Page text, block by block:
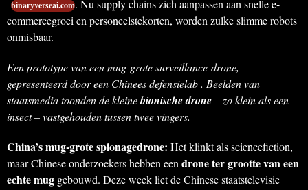
binaryverseai.com. Nu supply chains zich aanpassen aan snelle e-
commercegroei en personeelstekorten, worden zulke slimme robots
onmisbaar.
Een prototype van een mug-grote surveillance-drone,
gepresenteerd door een Chinees defensielab . Beelden van
staatsmedia toonden de kleinebionische drone– zo klein als een
insect – vastgehouden tussen twee vingers.
China’s mug-grote spionagedrone: Het klinkt als sciencefiction,
maar Chinese onderzoekers hebben een drone ter grootte van een
echte mug gebouwd. Deze week liet de Chinese staatstelevisie